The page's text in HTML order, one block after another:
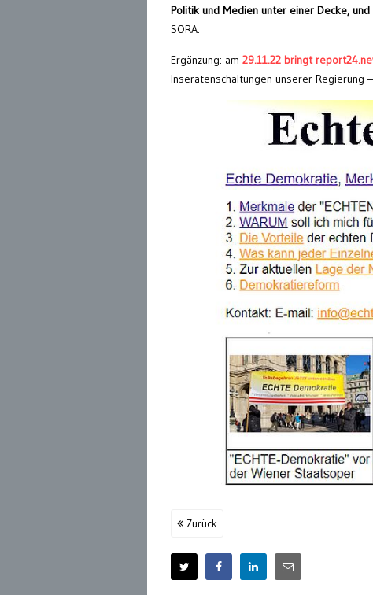
Politik und Medien unter einer Decke,
SORA.
Ergänzung: am 29.11.22 bringt
Inseratenschaltungen unserer Regierung
Zurück